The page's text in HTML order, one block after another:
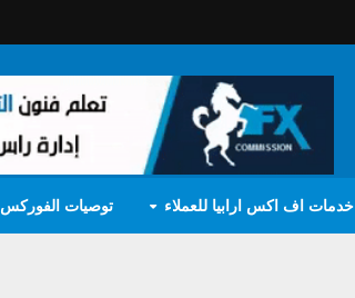
خدمات اف اكس ارابيا للعملاء توصيات الفوركس